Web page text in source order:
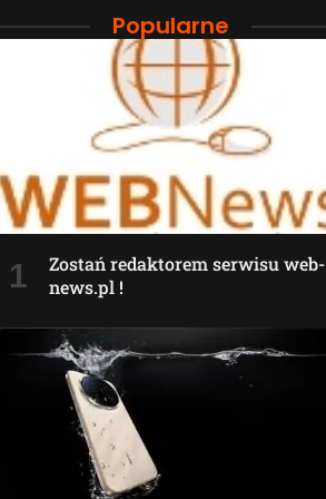
Popularne
Zostań redaktorem serwisu web-
news.pl !